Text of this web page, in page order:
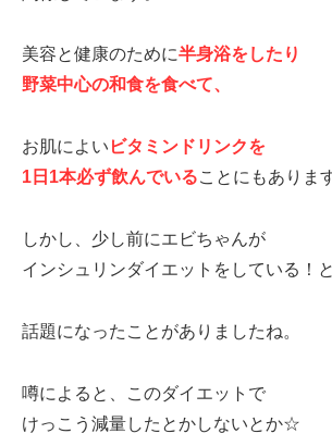
美容と健康のために半身浴をしたり
野菜中心の和食を食べて、
お肌によい ビタミンドリンクを
1日1本必ず飲んでいることにもありま
しかし、少し前にエビちゃんが
インシュリンダイエットをしている！と
話題になったことがありましたね。
噂によると、このダイエットで
けっこう減量したとかしないとか☆